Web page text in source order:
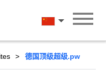
汉语
德国顶级超级.pw